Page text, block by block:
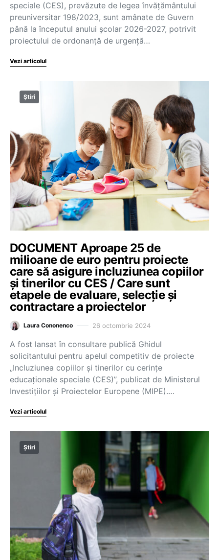
speciale (CES), prevăzute de legea învățământului
preuniversitar 198/2023, sunt amânate de Guvern
până la începutul anului școlar 2026-2027, potrivit
proiectului de ordonanță de urgență…
Vezi articolul
Știri
DOCUMENT Aproape 25 de
milioane de euro pentru proiecte
care să asigure incluziunea copiilor
și tinerilor cu CES / Care sunt
etapele de evaluare, selecție și
contractare a proiectelor
Laura Cononenco 26 octombrie 2024
A fost lansat în consultare publică Ghidul
solicitantului pentru apelul competitiv de proiecte
„Incluziunea copiilor și tinerilor cu cerințe
educaționale speciale (CES)”, publicat de Ministerul
Investițiilor și Proiectelor Europene (MIPE).…
Vezi articolul
Știri